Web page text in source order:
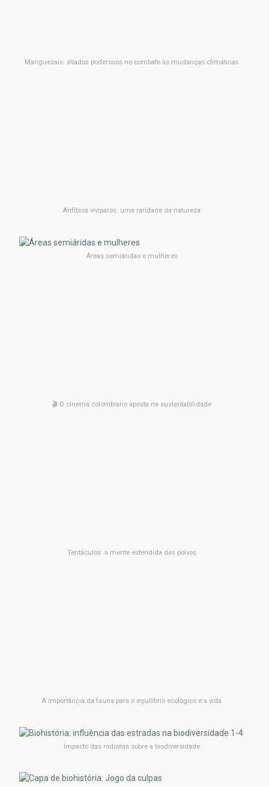
Manguezais: aliados poderosos no combate às mudanças climáticas
Anfíbios vivíparos: uma raridade da natureza
Áreas semiáridas e mulheres
🎬 O cinema colombiano aposta na sustentabilidade
Tentáculos: a mente estendida dos polvos
A importância da fauna para o equilíbrio ecológico e a vida
Impacto das rodovias sobre a biodiversidade